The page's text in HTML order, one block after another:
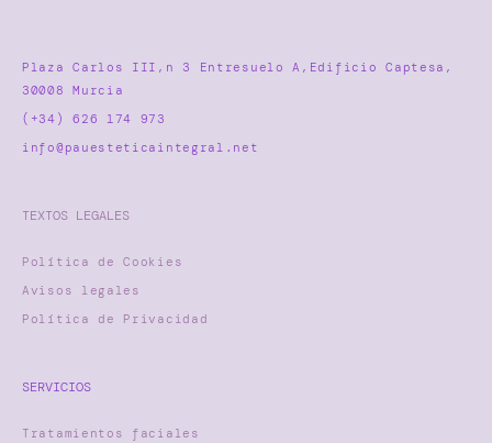
Plaza Carlos III,n 3 Entresuelo A,Edificio Captesa,
30008 Murcia
(+34) 626 174 973
info@pauesteticaintegral.net
TEXTOS LEGALES
Política de Cookies
Avisos legales
Política de Privacidad
SERVICIOS
Tratamientos faciales